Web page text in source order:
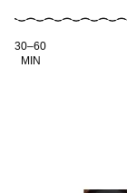
Kochdauer
30–60
MIN